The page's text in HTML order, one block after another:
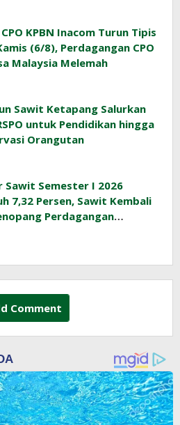
KPBN Inacom Turun Tipis
(6/8), Perdagangan CPO
Malaysia Melemah
Sawit Ketapang Salurkan
untuk Pendidikan hingga
Orangutan
Sawit Semester I 2026
7,32 Persen, Sawit Kembali
Perdagangan
Comment